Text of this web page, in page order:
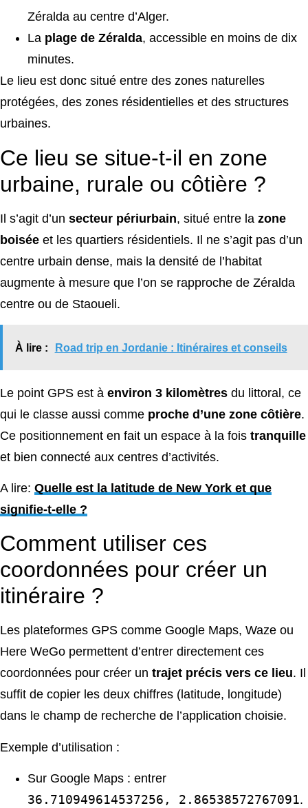
Zéralda au centre d’Alger.
La plage de Zéralda, accessible en moins de dix
minutes.
Le lieu est donc situé entre des zones naturelles
protégées, des zones résidentielles et des structures
urbaines.
Ce lieu se situe-t-il en zone
urbaine, rurale ou côtière ?
Il s’agit d’un secteur périurbain, situé entre la zone
boisée et les quartiers résidentiels. Il ne s’agit pas d’un
centre urbain dense, mais la densité de l’habitat
augmente à mesure que l’on se rapproche de Zéralda
centre ou de Staoueli.
À lire : Road trip en Jordanie : Itinéraires et conseils
Le point GPS est à environ 3 kilomètres du littoral, ce
qui le classe aussi comme proche d’une zone côtière.
Ce positionnement en fait un espace à la fois tranquille
et bien connecté aux centres d’activités.
A lire: Quelle est la latitude de New York et que
signifie-t-elle ?
Comment utiliser ces
coordonnées pour créer un
itinéraire ?
Les plateformes GPS comme Google Maps, Waze ou
Here WeGo permettent d’entrer directement ces
coordonnées pour créer un trajet précis vers ce lieu. Il
suffit de copier les deux chiffres (latitude, longitude)
dans le champ de recherche de l’application choisie.
Exemple d’utilisation :
Sur Google Maps : entrer
36.710949614537256, 2.86538572767091.